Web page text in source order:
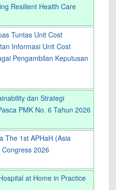
Resilient Health Care
Tuntas Unit Cost
Informasi Unit Cost
Pengambilan Keputusan
dan Strategi
PMK No. 6 Tahun 2026
The 1st APHaH (Asia
2026
at Home in Practice